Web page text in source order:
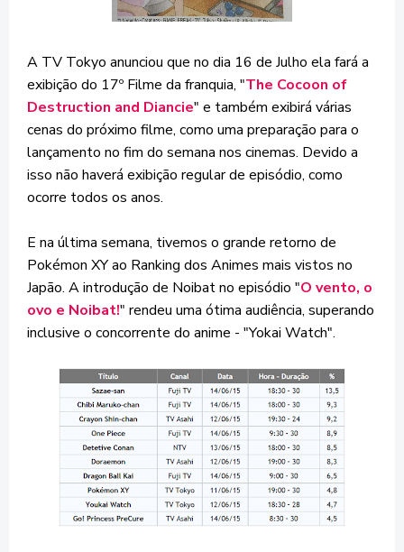
A TV Tokyo anunciou que no dia 16 de Julho ela fará a
exibição do 17º Filme da franquia, "The Cocoon of
Destruction and Diancie" e também exibirá várias
cenas do próximo filme, como uma preparação para o
lançamento no fim do semana nos cinemas. Devido a
isso não haverá exibição regular de episódio, como
ocorre todos os anos.
E na última semana, tivemos o grande retorno de
Pokémon XY ao Ranking dos Animes mais vistos no
Japão. A introdução de Noibat no episódio "O vento, o
ovo e Noibat!" rendeu uma ótima audiência, superando
inclusive o concorrente do anime - "Yokai Watch".